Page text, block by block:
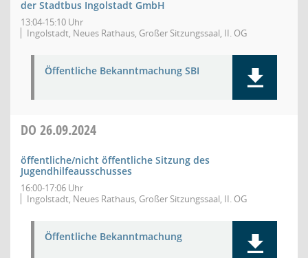
der Stadtbus Ingolstadt GmbH
13:04-15:10 Uhr
Ingolstadt, Neues Rathaus, Großer Sitzungssaal, II. OG
Öffentliche Bekanntmachung SBI
DO 26.09.2024
öffentliche/nicht öffentliche Sitzung des
Jugendhilfeausschusses
16:00-17:06 Uhr
Ingolstadt, Neues Rathaus, Großer Sitzungssaal, II. OG
Öffentliche Bekanntmachung